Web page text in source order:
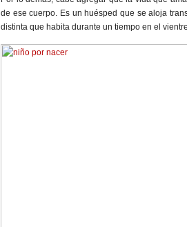
de ese cuerpo. Es un huésped que se aloja
distinta que habita durante un tiempo en el